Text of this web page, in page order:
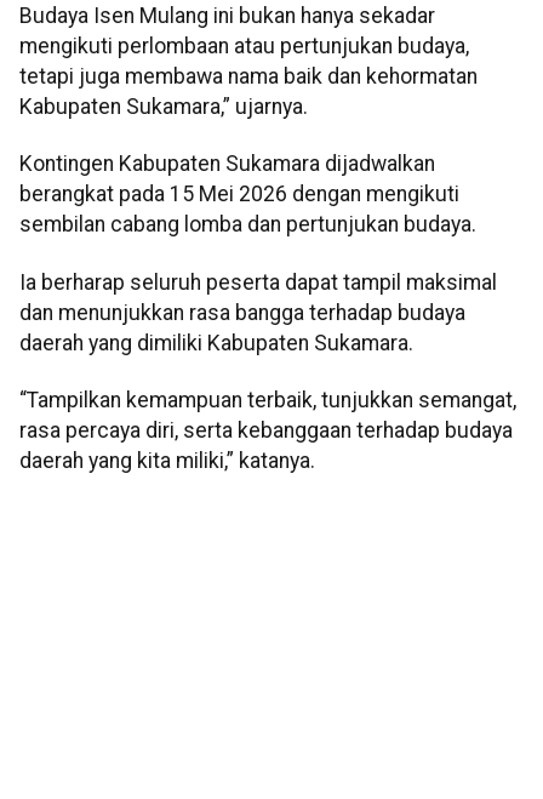
Budaya Isen Mulang ini bukan hanya sekadar
mengikuti perlombaan atau pertunjukan budaya,
tetapi juga membawa nama baik dan kehormatan
Kabupaten Sukamara,” ujarnya.
Kontingen Kabupaten Sukamara dijadwalkan
berangkat pada 15 Mei 2026 dengan mengikuti
sembilan cabang lomba dan pertunjukan budaya.
Ia berharap seluruh peserta dapat tampil maksimal
dan menunjukkan rasa bangga terhadap budaya
daerah yang dimiliki Kabupaten Sukamara.
“Tampilkan kemampuan terbaik, tunjukkan semangat,
rasa percaya diri, serta kebanggaan terhadap budaya
daerah yang kita miliki,” katanya.